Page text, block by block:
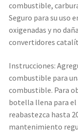
combustible,
Seguro para su uso
oxigenadas y no
convertidores
Instrucciones:
combustible para
combustible. Para
botella llena para el
reabastezca hasta
mantenimiento